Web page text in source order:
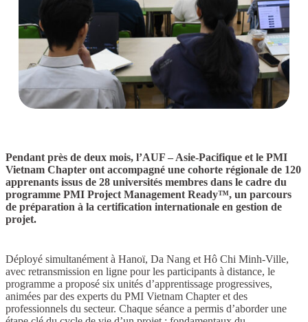
Pendant près de deux mois, l’AUF – Asie-Pacifique et le PMI
Vietnam Chapter ont accompagné une cohorte régionale de 120
apprenants issus de 28 universités membres dans le cadre du
programme PMI Project Management Ready™, un parcours
de préparation à la certification internationale en gestion de
projet.
Déployé simultanément à Hanoï, Da Nang et Hô Chi Minh-Ville,
avec retransmission en ligne pour les participants à distance, le
programme a proposé six unités d’apprentissage progressives,
animées par des experts du PMI Vietnam Chapter et des
professionnels du secteur. Chaque séance a permis d’aborder une